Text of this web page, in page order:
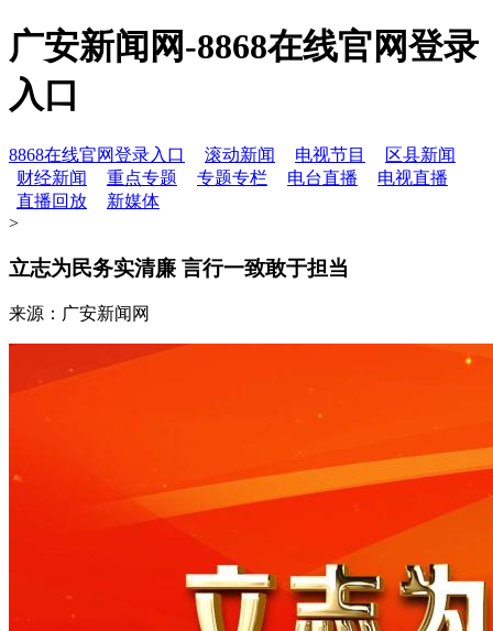
广安新闻网-8868在线官网登录
入口
8868在线官网登录入口 滚动新闻 电视节目
区县新闻
财经新闻
重点专题 专题专栏 电台直播
电视直播
直播回放
新媒体
>
立志为民务实清廉 言行一致敢于担当
来源：广安新闻网